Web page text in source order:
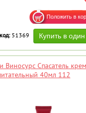
51369
Виносурс Спасатель
40мл 112